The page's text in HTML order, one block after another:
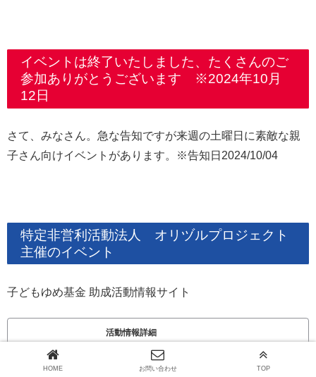
イベントは終了いたしました、たくさんのご
参加ありがとうございます ※2024年10月
12日
さて、みなさん。急な告知ですが来週の土曜日に素敵な親
子さん向けイベントがあります。※告知日2024/10/04
特定非営利活動法人 オリヅルプロジェクト
主催のイベント
子どもゆめ基金 助成活動情報サイト
活動情報詳細
HOME お問い合わせ TOP